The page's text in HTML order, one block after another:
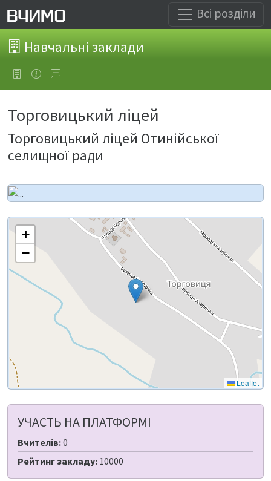
Всі розділи
Навчальні заклади
Торговицький ліцей
Торговицький ліцей Отинійської
селищної ради
+
−
Leaflet
УЧАСТЬ НА ПЛАТФОРМІ
Вчителів:0
Рейтинг закладу: 10000